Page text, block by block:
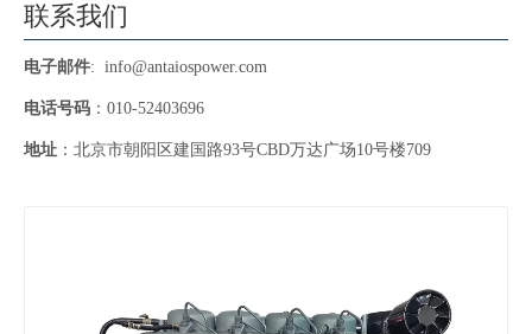
联系我们
电子邮件: info@antaiospower.com
电话号码 ：010-52403696
地址 ：北京市朝阳区建国路93号CBD万达广场10号楼709